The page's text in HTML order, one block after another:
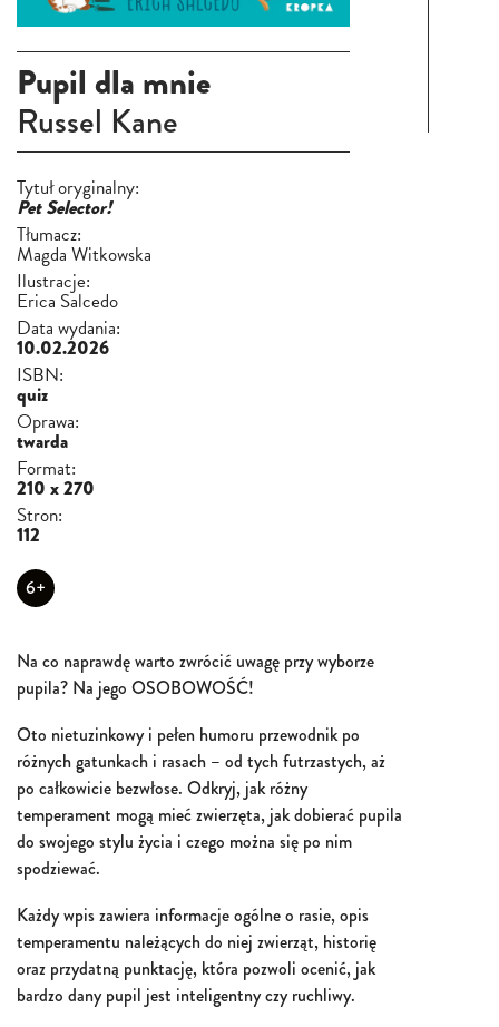
Pupil dla mnie
Russel Kane
Tytuł oryginalny:
Pet Selector!
Tłumacz:
Magda Witkowska
Ilustracje:
Erica Salcedo
Data wydania:
10.02.2026
ISBN:
quiz
Oprawa:
twarda
Format:
210 x 270
Stron:
112
6+
Na co naprawdę warto zwrócić uwagę przy wyborze
pupila? Na jego OSOBOWOŚĆ!
Oto nietuzinkowy i pełen humoru przewodnik po
różnych gatunkach i rasach – od tych futrzastych, aż
po całkowicie bezwłose. Odkryj, jak różny
temperament mogą mieć zwierzęta, jak dobierać pupila
do swojego stylu życia i czego można się po nim
spodziewać.
Każdy wpis zawiera informacje ogólne o rasie, opis
temperamentu należących do niej zwierząt, historię
oraz przydatną punktację, która pozwoli ocenić, jak
bardzo dany pupil jest inteligentny czy ruchliwy.